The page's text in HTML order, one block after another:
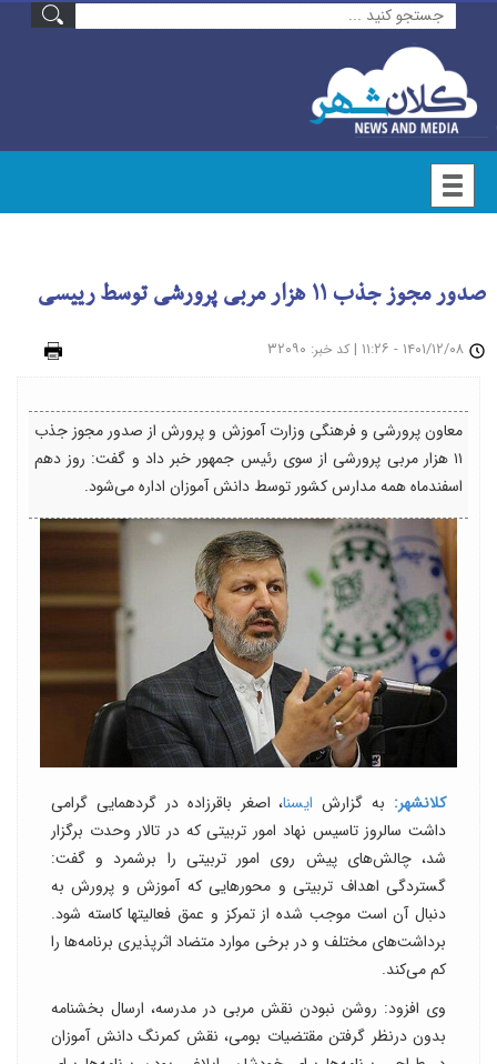
صدور مجوز جذب ۱۱ هزار مربی پرورشی توسط رییسی
| کد خبر: ۳۲۰۹۰
معاون پرورشی و فرهنگی وزارت آموزش و پرورش از صدور مجوز جذب
۱۱ هزار مربی پرورشی از سوی رئیس جمهور خبر داد و گفت: روز دهم
اسفندماه همه مدارس کشور توسط دانش آموزان اداره می‌شود.
کلانشهر: به گزارشایسنا، اصغر باقرزاده در گردهمایی گرامی
داشت سالروز تاسیس نهاد امور تربیتی که در تالار وحدت برگزار
شد، چالش‌های پیش روی امور تربیتی را برشمرد و گفت:
گستردگی اهداف تربیتی و محورهایی که آموزش و پرورش به
دنبال آن است موجب شده از تمرکز و عمق فعالیتها کاسته شود.
برداشت‌های مختلف و در برخی موارد متضاد اثرپذیری برنامه‌ها را
کم می‌کند.
وی افزود: روشن نبودن نقش مربی در مدرسه، ارسال بخشنامه
بدون درنظر گرفتن مقتضیات بومی، نقش کمرنگ دانش آموزان